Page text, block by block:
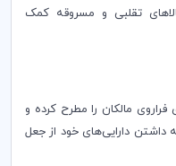
تقلبی و مسروقه کمک
مالکان را مطرح کرده و
داشتن دارایی‌های خود از جعل